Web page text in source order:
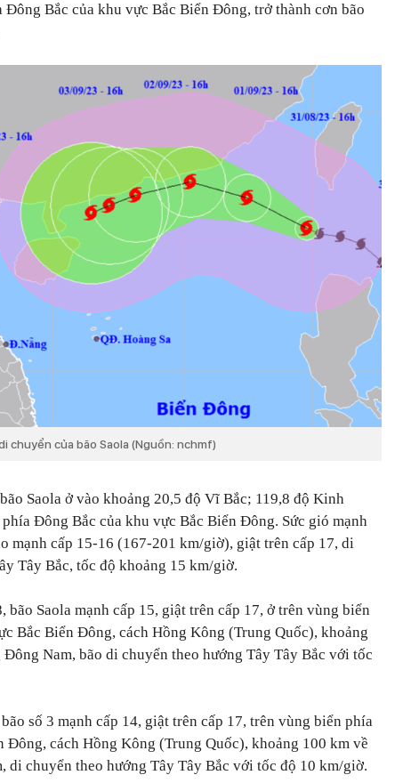
Bắc của khu vực Bắc Biển Đông, trở thành cơn bão
chuyển của bão Saola (Nguồn: nchmf)
Saola ở vào khoảng 20,5 độ Vĩ Bắc; 119,8 độ Kinh
Đông Bắc của khu vực Bắc Biển Đông. Sức gió mạnh
mạnh cấp 15-16 (167-201 km/giờ), giật trên cấp 17, di
Tây Bắc, tốc độ khoảng 15 km/giờ.
bão Saola mạnh cấp 15, giật trên cấp 17, ở trên vùng biển
Bắc Biển Đông, cách Hồng Kông (Trung Quốc), khoảng
Nam, bão di chuyển theo hướng Tây Tây Bắc với tốc
số 3 mạnh cấp 14, giật trên cấp 17, trên vùng biển phía
Đông, cách Hồng Kông (Trung Quốc), khoảng 100 km về
di chuyển theo hướng Tây Tây Bắc với tốc độ 10 km/giờ.